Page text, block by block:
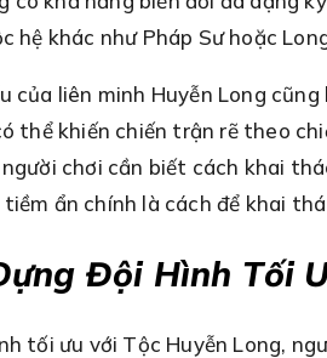
hệ khác như Pháp Sư hoặc
của liên minh Huyễn Long
thể khiến chiến trận rẽ theo
chơi cần biết cách khai
ẩn chính là cách để khai
Đội Hình Tối
tối ưu với Tộc Huyễn Long,